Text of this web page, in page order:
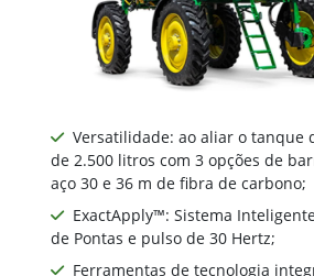
Versatilidade: ao aliar o tanque
de 2.500 litros com 3 opções de
aço 30 e 36 m de fibra de carbono;
ExactApply™: Sistema
de Pontas e pulso de 30 Hertz;
Ferramentas de tecnologia